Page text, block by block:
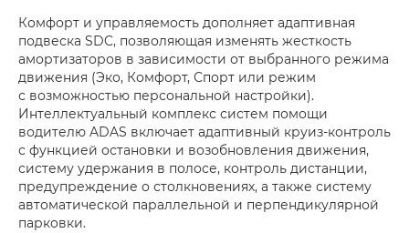
Комфорт и управляемость дополняет адаптивная
подвеска SDC, позволяющая изменять жесткость
амортизаторов в зависимости от выбранного режима
движения (Эко, Комфорт, Спорт или режим
с возможностью персональной настройки).
Интеллектуальный комплекс систем помощи
водителю ADAS включает адаптивный круиз-контроль
с функцией остановки и возобновления движения,
систему удержания в полосе, контроль дистанции,
предупреждение о столкновениях, а также систему
автоматической параллельной и перпендикулярной
парковки.